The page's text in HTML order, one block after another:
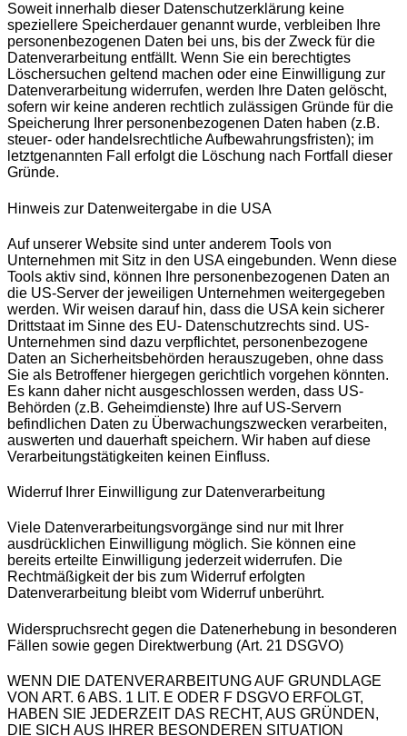
Soweit innerhalb dieser Datenschutzerklärung keine
speziellere Speicherdauer genannt wurde, verbleiben Ihre
personenbezogenen Daten bei uns, bis der Zweck für die
Datenverarbeitung entfällt. Wenn Sie ein berechtigtes
Löschersuchen geltend machen oder eine Einwilligung zur
Datenverarbeitung widerrufen, werden Ihre Daten gelöscht,
sofern wir keine anderen rechtlich zulässigen Gründe für die
Speicherung Ihrer personenbezogenen Daten haben (z.B.
steuer- oder handelsrechtliche Aufbewahrungsfristen); im
letztgenannten Fall erfolgt die Löschung nach Fortfall dieser
Gründe.
Hinweis zur Datenweitergabe in die USA
Auf unserer Website sind unter anderem Tools von
Unternehmen mit Sitz in den USA eingebunden. Wenn diese
Tools aktiv sind, können Ihre personenbezogenen Daten an
die US-Server der jeweiligen Unternehmen weitergegeben
werden. Wir weisen darauf hin, dass die USA kein sicherer
Drittstaat im Sinne des EU- Datenschutzrechts sind. US-
Unternehmen sind dazu verpflichtet, personenbezogene
Daten an Sicherheitsbehörden herauszugeben, ohne dass
Sie als Betroffener hiergegen gerichtlich vorgehen könnten.
Es kann daher nicht ausgeschlossen werden, dass US-
Behörden (z.B. Geheimdienste) Ihre auf US-Servern
befindlichen Daten zu Überwachungszwecken verarbeiten,
auswerten und dauerhaft speichern. Wir haben auf diese
Verarbeitungstätigkeiten keinen Einfluss.
Widerruf Ihrer Einwilligung zur Datenverarbeitung
Viele Datenverarbeitungsvorgänge sind nur mit Ihrer
ausdrücklichen Einwilligung möglich. Sie können eine
bereits erteilte Einwilligung jederzeit widerrufen. Die
Rechtmäßigkeit der bis zum Widerruf erfolgten
Datenverarbeitung bleibt vom Widerruf unberührt.
Widerspruchsrecht gegen die Datenerhebung in besonderen
Fällen sowie gegen Direktwerbung (Art. 21 DSGVO)
WENN DIE DATENVERARBEITUNG AUF GRUNDLAGE
VON ART. 6 ABS. 1 LIT. E ODER F DSGVO ERFOLGT,
HABEN SIE JEDERZEIT DAS RECHT, AUS GRÜNDEN,
DIE SICH AUS IHRER BESONDEREN SITUATION